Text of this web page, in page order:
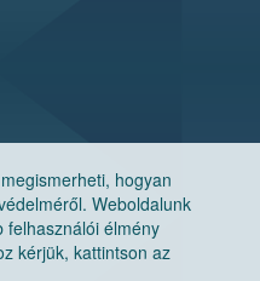
megismerheti, hogyan
Weboldalunk
felhasználói élmény
kérjük, kattintson az